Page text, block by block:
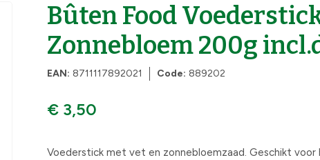
Bûten Food
Zonnebloem 200g
EAN: 8711117892021 Code: 889202
€ 3,50
Voederstick met vet en zonnebloemzaad. Geschikt voor